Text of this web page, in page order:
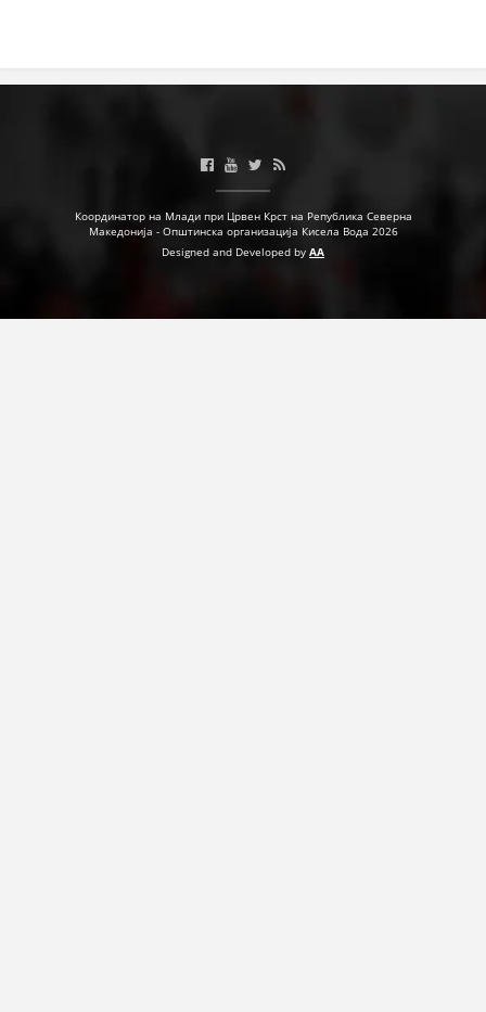
Координатор на Млади при Црвен Крст на Република Северна
Македонија - Општинска организација Кисела Вода 2026
Designed and Developed by AA